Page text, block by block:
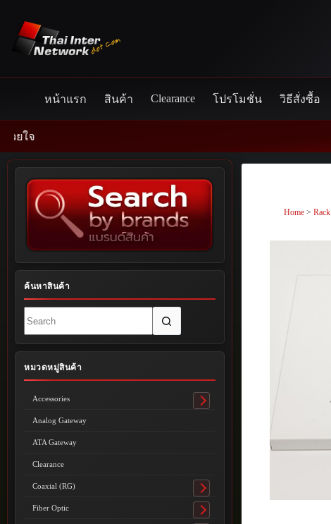
content
หน้าแรก สินค้า Clearance โปรโมชั่น วิธีสั่งซื้อ
Home >Rack
ค้นหาสินค้า
results
หมวดหมู่สินค้า
Accessories
Toggle
Analog Gateway
ATA Gateway
Clearance
Coaxial (RG)
Toggle
submenu
Fiber Optic
Toggle